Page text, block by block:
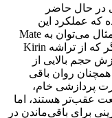
در حال حاضر
که عملکرد این
شرکت فراتر از پیش‌بینی‌ها است. به‌عنوان مثال می‌توان به Mate
X5 اشاره کرد؛ گوشی تاشویی با سه نمایشگر که از تراشه Kirin
حجم بالایی از
همچنان روان باقی
پردازشی خام،
عقب‌تر هستند، اما
برای باقی‌ماندن در